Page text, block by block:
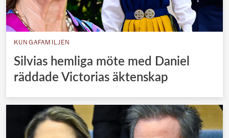
KUNGAFAMILJEN
Silvias hemliga möte med Daniel
räddade Victorias äktenskap